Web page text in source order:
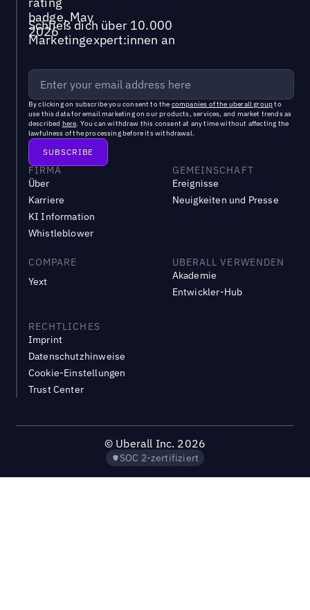
Schließ dich über 10.000
Marketingexpert:innen an
By clicking on subscribe you consent to the companies of the uberall groupto
use this data for email marketing on our products, services, and market trends as
described here. You can withdraw this consent at any time without affecting the
lawfulness of the processing before its withdrawal.
FIRMA
Über
Karriere
KI Information
Whistleblower
GEMEINSCHAFT
Ereignisse
Neuigkeiten und Presse
COMPARE
Yext
UBERALL VERWENDEN
Akademie
Entwickler-Hub
RECHTLICHES
Imprint
Datenschutzhinweise
Cookie-Einstellungen
Trust Center
© Uberall Inc. 2026
SOC 2-zertifiziert